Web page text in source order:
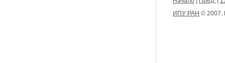
ИПУ РАН © 2007.